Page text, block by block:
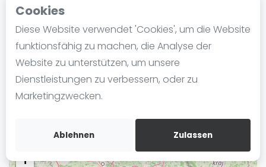
Cookies
Diese Website verwendet 'Cookies', um die Website
funktionsfähig zu machen, die Analyse der
Website zu unterstützen, um unsere
Dienstleistungen zu verbessern, oder zu
Marketingzwecken.
Ablehnen Zulassen
Blog
Die Geschichte von Padel
Regeln und Punktzählung
Padel Schläge
Video
SportScheck Allwetteranlage
Münchener Str. 15
85774München
Routebeschrijving
rankedin.com
Lukas Ollert
+